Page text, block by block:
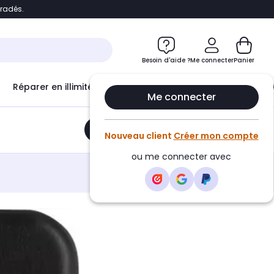
Accéder directement au chatbot
Besoin d'aide ?Me connecter
Me connecter
Nouveau client Créer mon compte
ou me connecter avec
Panier
Réparer en illimité avec Le Club Infinity
Ajouter au panier